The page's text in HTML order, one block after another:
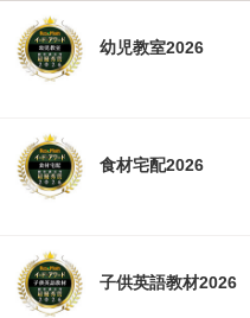
幼児教室2026
食材宅配2026
子供英語教材2026